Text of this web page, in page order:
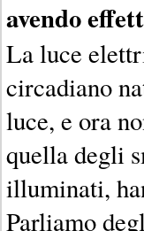
avendo
La luce
circadiano
luce, e ora
quella degli
illuminati,
Parliamo